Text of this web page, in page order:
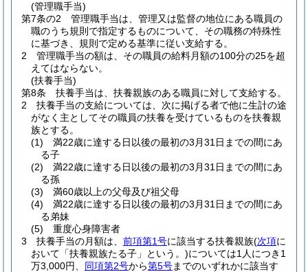
(管理職手当)
第7条の2
管理職手当は、管理又は監督の地位にある職員の
職のうち規則で指定するものについて、その職務の特殊性
に基づき、規則で定める基準に従い支給する。
2
管理職手当の額は、その職員の給料月額の100分の25を超
えてはならない。
(扶養手当)
第8条
扶養手当は、扶養親族のある職員に対して支給する。
2
扶養手当の支給については、次に掲げる者で他に生計の途
がなく主としてその職員の扶養を受けているものを扶養親
族とする。
(1)
満22歳に達する日以後の最初の3月31日までの間にあ
る子
(2)
満22歳に達する日以後の最初の3月31日までの間にあ
る孫
(3)
満60歳以上の父母及び祖父母
(4)
満22歳に達する日以後の最初の3月31日までの間にあ
る弟妹
(5)
重度心身障害者
3
扶養手当の月額は、 前項第1号に該当する扶養親族(次項に
おいて「扶養親族たる子」という。)については1人につき1
万3,000円、 同項第2号から第5号までのいずれかに該当す